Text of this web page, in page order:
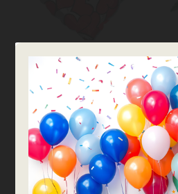
מיילר 26׳ לב ענק באהבה
לבבות כסוף אדום
₪
10.00
המלאי אזל
צרפו אותי לרשימת
המתנה